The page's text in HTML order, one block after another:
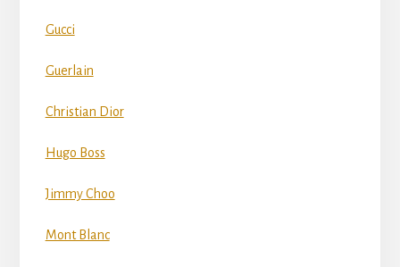
Gucci
Guerlain
Christian Dior
Hugo Boss
Jimmy Choo
Mont Blanc